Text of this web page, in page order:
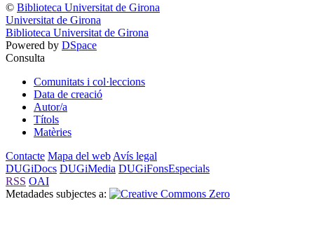
© Biblioteca Universitat de Girona
Universitat de Girona
Biblioteca Universitat de Girona
Powered by DSpace
Consulta
Comunitats i col·leccions
Data de creació
Autor/a
Títols
Matèries
Contacte Mapa del web Avís legal
DUGiDocs DUGiMedia DUGiFonsEspecials
RSS OAI
Metadades subjectes a: